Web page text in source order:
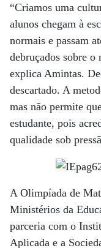
“Criamos uma
alunos chegam à
normais e passam
debruçados sobre
explica Amintas.
descartado. A
mas não permite
estudante, pois
qualidade sob
A Olimpíada de
Ministérios da
parceria com o
Aplicada e a